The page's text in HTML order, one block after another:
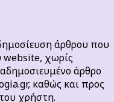
άρθρου που
website, χωρίς
άρθρο
καθώς και προς
χρήστη.